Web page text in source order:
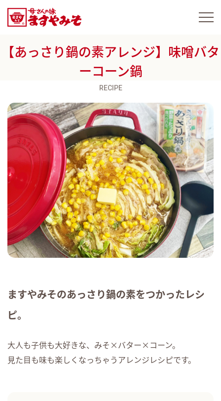
【あっさり鍋の素アレンジ】味噌バタ
ーコーン鍋
RECIPE
ますやみそのあっさり鍋の素をつかったレシ
ピ。
大人も子供も大好きな、みそ×バター×コーン。
見た目も味も楽しくなっちゃうアレンジレシピです。